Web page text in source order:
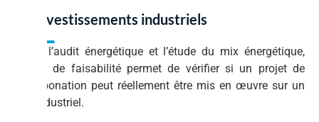
les investissements industriels
Après l’audit énergétique et l’étude du mix énergétique,
l’étude de faisabilité permet de vérifier si un projet de
décarbonation peut réellement être mis en œuvre sur un
site industriel.